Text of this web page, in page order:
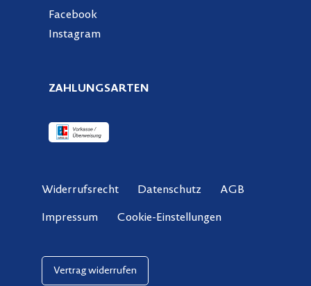
Facebook
Instagram
ZAHLUNGSARTEN
Widerrufsrecht Datenschutz AGB
Impressum Cookie-Einstellungen
Vertrag widerrufen